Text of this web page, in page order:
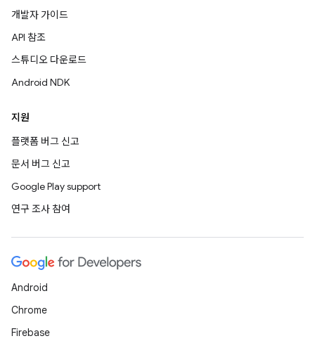
개발자 가이드
API 참조
스튜디오 다운로드
Android NDK
지원
플랫폼 버그 신고
문서 버그 신고
Google Play support
연구 조사 참여
Android
Chrome
Firebase